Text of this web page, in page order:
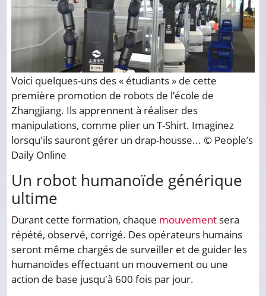
Voici quelques-uns des « étudiants » de cette
première promotion de robots de l’école de
Zhangjiang. Ils apprennent à réaliser des
manipulations, comme plier un T-Shirt. Imaginez
lorsqu'ils sauront gérer un drap-housse... © People’s
Daily Online
Un robot humanoïde générique
ultime
Durant cette formation, chaque mouvement sera
répété, observé, corrigé. Des opérateurs humains
seront même chargés de surveiller et de guider les
humanoïdes effectuant un mouvement ou une
action de base jusqu'à 600 fois par jour.